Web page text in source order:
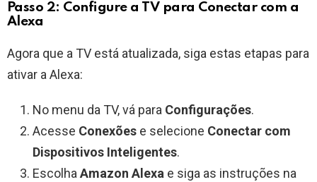
Passo 2: Configure a TV para Conectar com a
Alexa
Agora que a TV está atualizada, siga estas etapas para
ativar a Alexa:
No menu da TV, vá para Configurações.
Acesse Conexões e selecione Conectar com
Dispositivos Inteligentes.
Escolha Amazon Alexa e siga as instruções na